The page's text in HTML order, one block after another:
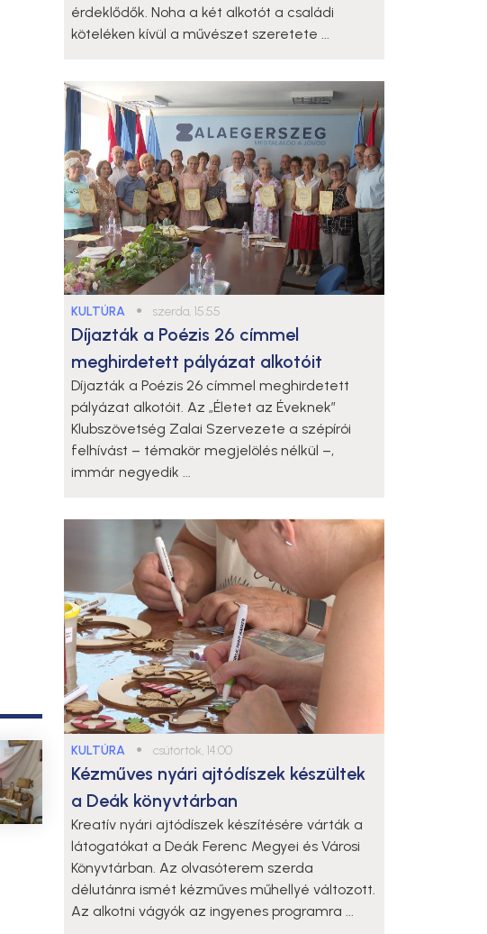
érdeklődők. Noha a két alkotót a családi
köteléken kívül a művészet szeretete ...
KULTÚRA ● szerda, 15:55
Díjazták a Poézis 26 címmel
meghirdetett pályázat alkotóit
Díjazták a Poézis 26 címmel meghirdetett
pályázat alkotóit. Az „Életet az Éveknek”
Klubszövetség Zalai Szervezete a szépírói
felhívást – témakör megjelölés nélkül –,
immár negyedik ...
KULTÚRA ● csütörtök, 14:00
Kézműves nyári ajtódíszek készültek
a Deák könyvtárban
Kreatív nyári ajtódíszek készítésére várták a
látogatókat a Deák Ferenc Megyei és Városi
Könyvtárban. Az olvasóterem szerda
délutánra ismét kézműves műhellyé változott.
Az alkotni vágyók az ingyenes programra ...